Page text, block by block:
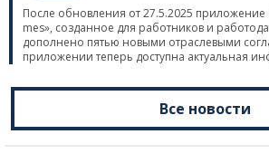
После обновления от 27.5.2025
mes», созданное для работников и
дополнено пятью новыми отраслевыми
приложении теперь доступна актуальная
Все новости